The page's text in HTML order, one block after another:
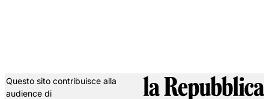
Questo sito contribuisce alla
audience di